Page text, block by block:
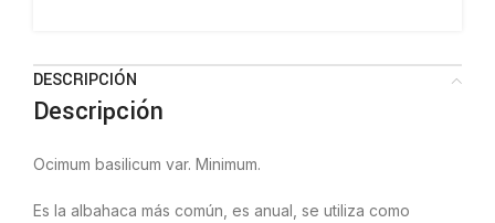
DESCRIPCIÓN
Descripción
Ocimum basilicum var. Minimum.
Es la albahaca más común, es anual, se utiliza como